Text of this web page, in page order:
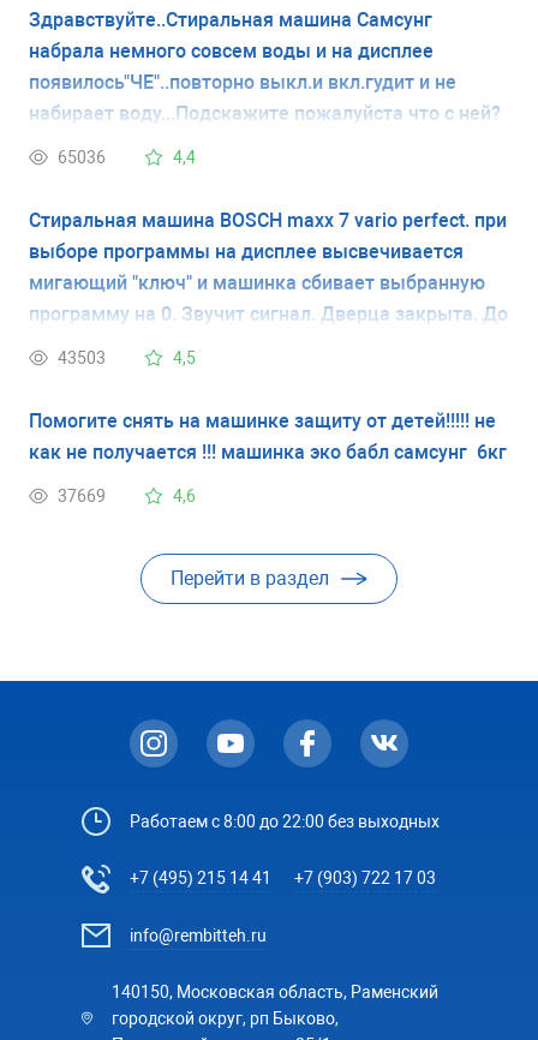
Здравствуйте..Стиральная машина Самсунг
набрала немного совсем воды и на дисплее
появилось"ЧЕ"..повторно выкл.и вкл.гудит и не
набирает воду...Подскажите пожалуйста что с ней?
65036 4,4
Стиральная машина BOSCH maxx 7 vario perfect. при
выборе программы на дисплее высвечивается
мигающий "ключ" и машинка сбивает выбранную
программу на 0. Звучит сигнал. Дверца закрыта. До
этого машинка работала хорошо. У меня нет
43503 4,5
Помогите снять на машинке защиту от детей!!!!! не
как не получается !!! машинка эко бабл самсунг 6кг
37669 4,6
Перейти в раздел
Работаем с 8:00 до 22:00 без выходных
+7 (495) 215 14 41 +7 (903) 722 17 03
info@rembitteh.ru
140150, Московская область, Раменский
городской округ, рп Быково,